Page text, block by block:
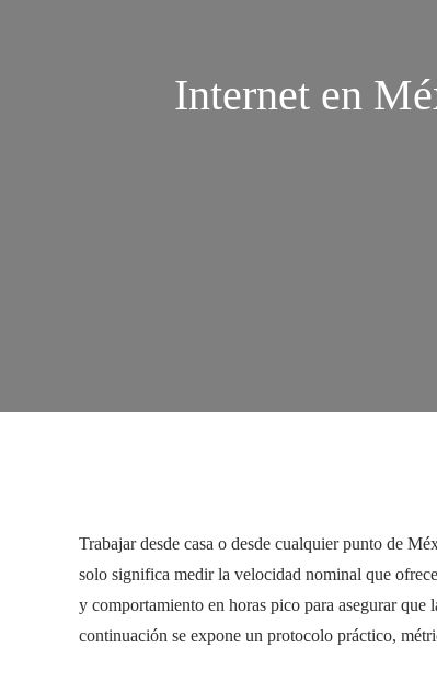
Internet en
Trabajar desde casa o desde cualquier punto de
solo significa medir la velocidad nominal que
y comportamiento en horas pico para asegurar
continuación se expone un protocolo práctico,